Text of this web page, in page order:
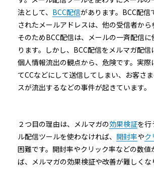
法として、 BCC配信があります。BCC配信
されたメールアドレスは、他の受信者から
そのためBCC配信は、メールの一斉配信
ります。しかし、BCC配信をメルマガ配信
個人情報流出の観点から、危険です。実際
てCCなどにして送信してしまい、お客さ
スが流出するなどの事件が起きています。
２つ目の理由は、メルマガの効果検証を行
ル配信ツールを使わなければ、 開封率やク
困難です。開封率やクリック率などの数
ば、メルマガの効果検証や改善が難しくな